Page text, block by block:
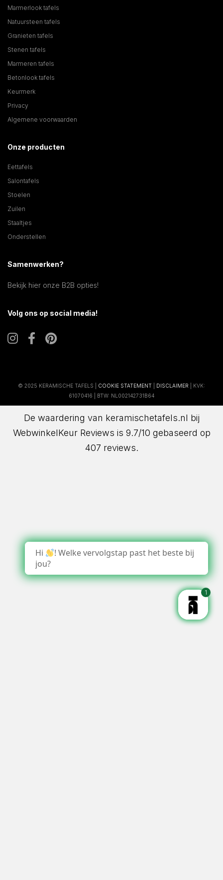
Marmerlook tafels
Natuursteen tafels
Granieten tafels
Stenen tafels
Marmeren tafels
Betonlook tafels
Keurmerk
Privacy
Algemene voorwaarden
Onze producten
Eettafels
Salontafels
Stoelen
Zuilen
Staaltjes
Onderstellen
Samenwerken?
Bekijk hier onze B2B opties!
Volg ons op social media!
© 2025 KERAMISCHE TAFELS | COOKIE STATEMENT DISCLAIMER | KVK:
61070416 | BTW: NL002142731B64
De waardering van keramischetafels.nl bij
WebwinkelKeur Reviews is 9.7/10 gebaseerd op
407 reviews.
Hi
! Welke vervolgstap past het beste bij
jou?
1